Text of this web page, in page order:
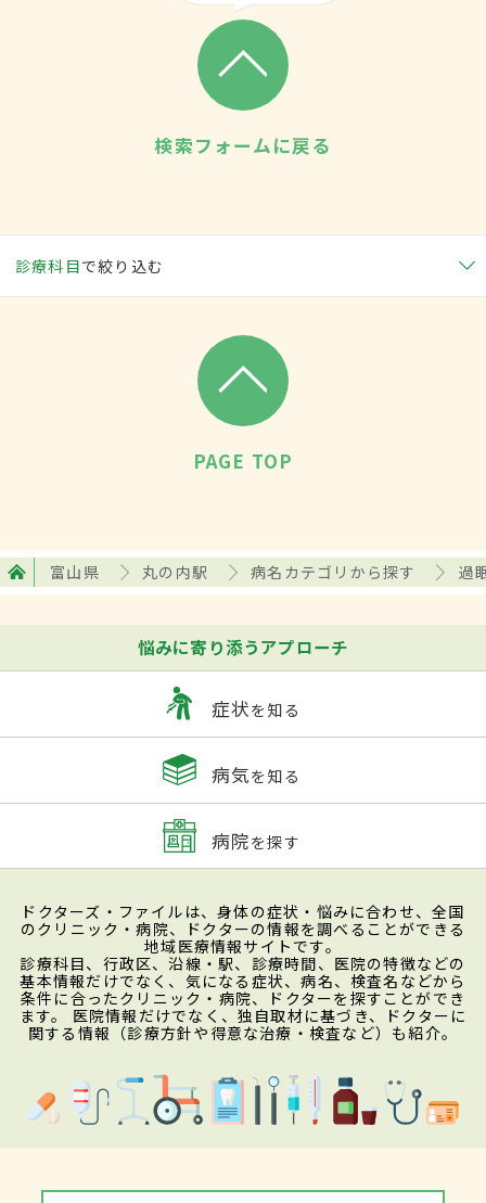
検索フォームに戻る
診療科目で絞り込む
PAGE TOP
富山県 丸の内駅 病名カテゴリから探す 過
悩みに寄り添うアプローチ
症状を知る
病気を知る
病院を探す
ドクターズ・ファイルは、身体の症状・悩みに合わせ、全国
のクリニック・病院、ドクターの情報を調べることができる
地域医療情報サイトです。
診療科目、行政区、沿線・駅、診療時間、医院の特徴などの
基本情報だけでなく、気になる症状、病名、検査名などから
条件に合ったクリニック・病院、ドクターを探すことができ
ます。 医院情報だけでなく、独自取材に基づき、ドクターに
関する情報（診療方針や得意な治療・検査など）も紹介。